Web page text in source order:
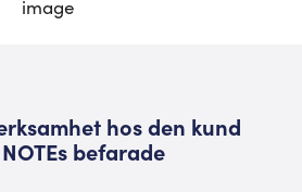
hos den kund
befarade